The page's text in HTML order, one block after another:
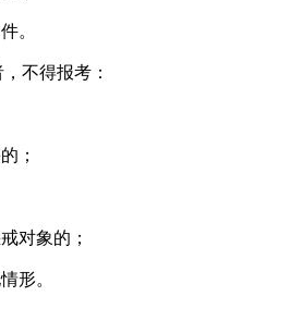
。
不得报考：
；
对象的；
形。